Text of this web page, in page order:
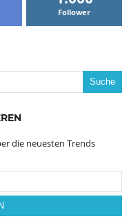
Follower
die neuesten Trends